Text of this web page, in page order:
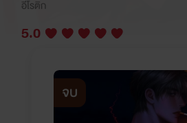
อีโรติก
5.0
จบ